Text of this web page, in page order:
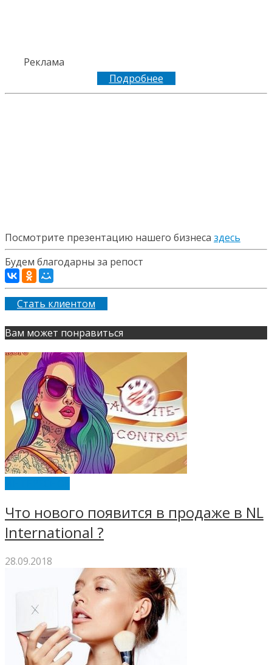
Реклама
Подробнее
Посмотрите презентацию нашего бизнеса здесь
Будем благодарны за репост
Стать клиентом
Вам может понравиться
Что нового появится в продаже в NL
International ?
28.09.2018